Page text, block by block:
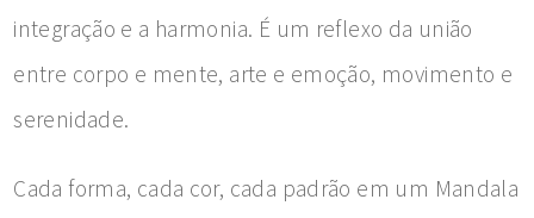
integração e a harmonia. É um reflexo da união
entre corpo e mente, arte e emoção, movimento e
serenidade.
Cada forma, cada cor, cada padrão em um Mandala